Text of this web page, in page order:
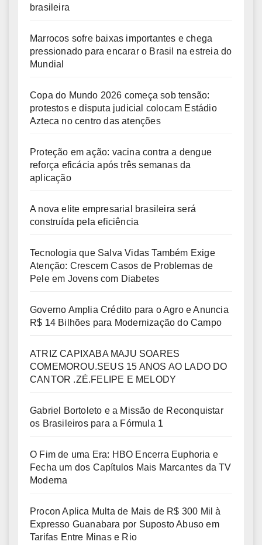
brasileira
Marrocos sofre baixas importantes e chega
pressionado para encarar o Brasil na estreia do
Mundial
Copa do Mundo 2026 começa sob tensão:
protestos e disputa judicial colocam Estádio
Azteca no centro das atenções
Proteção em ação: vacina contra a dengue
reforça eficácia após três semanas da
aplicação
A nova elite empresarial brasileira será
construída pela eficiência
Tecnologia que Salva Vidas Também Exige
Atenção: Crescem Casos de Problemas de
Pele em Jovens com Diabetes
Governo Amplia Crédito para o Agro e Anuncia
R$ 14 Bilhões para Modernização do Campo
ATRIZ CAPIXABA MAJU SOARES
COMEMOROU.SEUS 15 ANOS AO LADO DO
CANTOR .ZÉ.FELIPE E MELODY
Gabriel Bortoleto e a Missão de Reconquistar
os Brasileiros para a Fórmula 1
O Fim de uma Era: HBO Encerra Euphoria e
Fecha um dos Capítulos Mais Marcantes da TV
Moderna
Procon Aplica Multa de Mais de R$ 300 Mil à
Expresso Guanabara por Suposto Abuso em
Tarifas Entre Minas e Rio